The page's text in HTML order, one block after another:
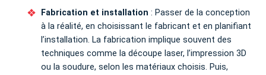
Fabrication et installation : Passer de la conception
à la réalité, en choisissant le fabricant et en planifiant
l’installation. La fabrication implique souvent des
techniques comme la découpe laser, l’impression 3D
ou la soudure, selon les matériaux choisis. Puis,